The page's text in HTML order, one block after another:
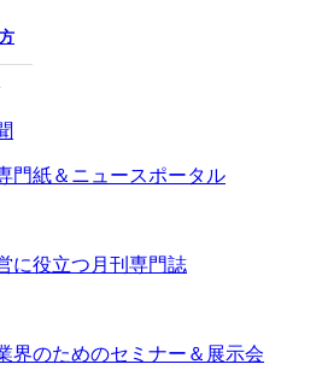
門紙＆ニュースポータル
に役立つ月刊専門誌
界のためのセミナー＆展示会